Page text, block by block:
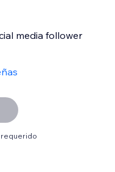
media follower
requerido